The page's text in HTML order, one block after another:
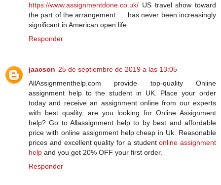
https://www.assignmentdone.co.uk/ US travel show toward
the part of the arrangement. ... has never been increasingly
significant in American open life
Responder
jaacson 25 de septiembre de 2019 a las 13:05
AllAssignmenthelp.com provide top-quality Online
assignment help to the student in UK. Place your order
today and receive an assignment online from our experts
with best quality, are you looking for Online Assignment
help? Go to Allassignment help to by best and affordable
price with online assignment help cheap in Uk. Reasonable
prices and excellent quality for a studentonline assignment
help and you get 20% OFF your first order.
Responder